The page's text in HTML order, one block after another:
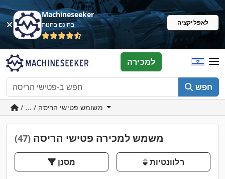
Machineseeker
בחינם בחנות לאפליקציה
חפש
למכירה
משמש למכירה פטישי הריסה (47)
מסנן רלוונטיות